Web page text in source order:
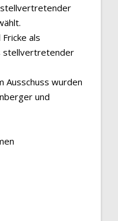
als
stellvertretender
Ausschuss wurden
und